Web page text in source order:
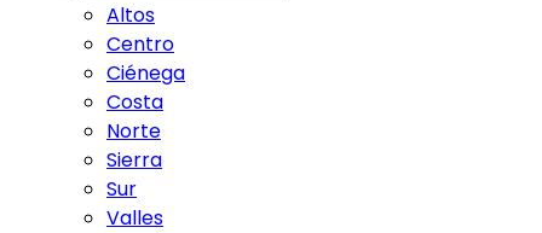
Altos
Centro
Ciénega
Costa
Norte
Sierra
Sur
Valles